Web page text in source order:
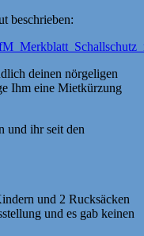
beschrieben:
deinen nörgeligen
Ihm eine Mietkürzung
und ihr seit den
und 2 Rucksäcken
und es gab keinen